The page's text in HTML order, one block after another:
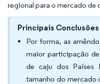
regional para o mercado de
Principais
Por forma, as
maior participação
de caju dos Países
tamanho do mercado